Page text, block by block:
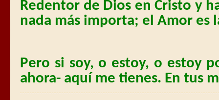
Redentor de Dios en Cristo y
nada más importa; el Amor es
Pero si soy, o estoy, o estoy
ahora- aquí me tienes. En tus